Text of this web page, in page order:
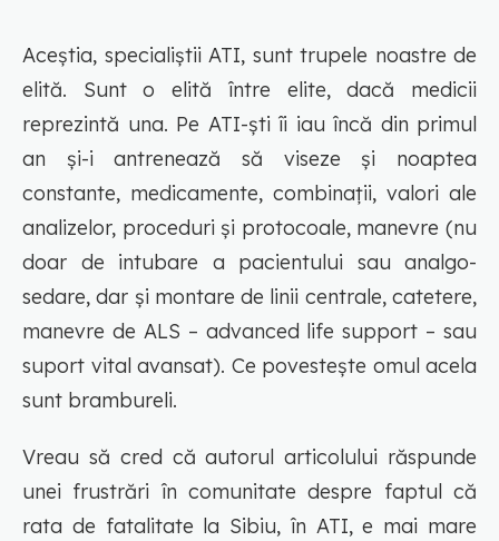
Aceștia, specialiștii ATI, sunt trupele noastre de
elită. Sunt o elită între elite, dacă medicii
reprezintă una. Pe ATI-ști îi iau încă din primul
an și-i antrenează să viseze și noaptea
constante, medicamente, combinații, valori ale
analizelor, proceduri și protocoale, manevre (nu
doar de intubare a pacientului sau analgo-
sedare, dar și montare de linii centrale, catetere,
manevre de ALS – advanced life support – sau
suport vital avansat). Ce povestește omul acela
sunt brambureli.
Vreau să cred că autorul articolului răspunde
unei frustrări în comunitate despre faptul că
rata de fatalitate la Sibiu, în ATI, e mai mare